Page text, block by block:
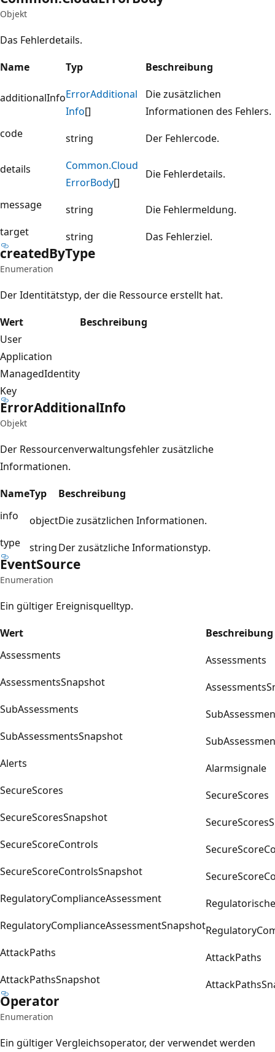
Objekt
Das Fehlerdetails.
Name
Typ Beschreibung
additionalInfoErrorAdditional
Info[]
Die zusätzlichen
Informationen des Fehlers.
code
string Der Fehlercode.
details Common.Cloud
ErrorBody[]
Die Fehlerdetails.
message string
Die Fehlermeldung.
target
string Das Fehlerziel.
createdByType
Enumeration
Der Identitätstyp, der die Ressource erstellt hat.
Wert
Beschreibung
User
Application
ManagedIdentity
Key
ErrorAdditionalInfo
Objekt
Der Ressourcenverwaltungsfehler zusätzliche
Informationen.
NameTyp
Beschreibung
info
objectDie zusätzlichen Informationen.
type
stringDer zusätzliche Informationstyp.
EventSource
Enumeration
Ein gültiger Ereignisquelltyp.
Wert
Beschreibung
Assessments
Assessments
AssessmentsSnapshot
SubAssessments
SubAssessmentsSnapshot
Alerts
Alarmsignale
SecureScores
SecureScores
SecureScoresSnapshot
SecureScoreControls
SecureScoreControlsSnapshot
RegulatoryComplianceAssessment
RegulatoryComplianceAssessmentSnapshot
AttackPaths
AttackPaths
AttackPathsSnapshot
Operator
Enumeration
Ein gültiger Vergleichsoperator, der verwendet werden